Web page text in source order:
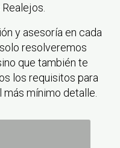
y asesoría en cada
resolveremos
que también te
los requisitos para
mínimo detalle.